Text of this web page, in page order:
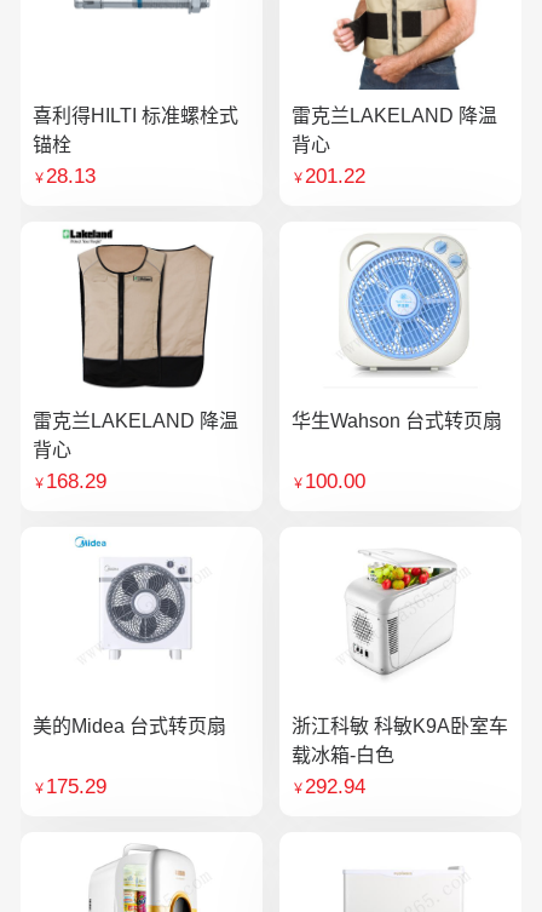
喜利得HILTI 标准螺栓式
锚栓
￥28.13
雷克兰LAKELAND 降温
背心
￥201.22
雷克兰LAKELAND 降温
背心
￥ 168.29
华生Wahson 台式转页扇
￥ 100.00
美的Midea 台式转页扇
￥ 175.29
浙江科敏 科敏K9A卧室车
载冰箱-白色
￥292.94